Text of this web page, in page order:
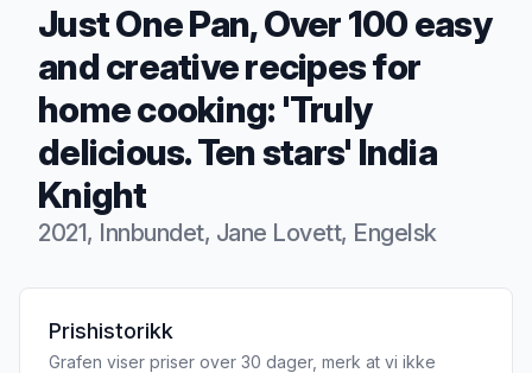
Just One Pan, Over 100 easy
and creative recipes for
home cooking: 'Truly
delicious. Ten stars' India
Knight
2021, Innbundet, Jane Lovett, Engelsk
Produktbeskrivelse
Prishistorikk
Grafen viser priser over 30 dager, merk at vi ikke